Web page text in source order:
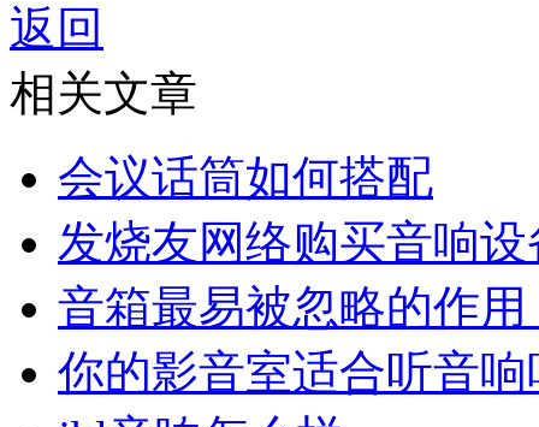
返回
相关文章
会议话筒如何搭配
发烧友网络购买音响
音箱最易被忽略的作
你的影音室适合听音响